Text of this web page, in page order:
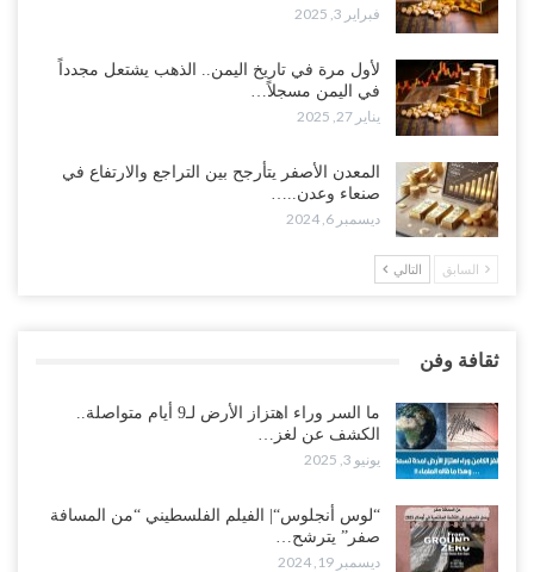
فبراير 3, 2025
لأول مرة في تاريخ اليمن.. الذهب يشتعل مجدداً
في اليمن مسجلاً…
يناير 27, 2025
المعدن الأصفر يتأرجح بين التراجع والارتفاع في
صنعاء وعدن..…
ديسمبر 6, 2024
السابق التالي
ثقافة وفن
ما السر وراء اهتزاز الأرض لـ9 أيام متواصلة..
الكشف عن لغز…
يونيو 3, 2025
“لوس أنجلوس“| الفيلم الفلسطيني “من المسافة
صفر” يترشح…
ديسمبر 19, 2024